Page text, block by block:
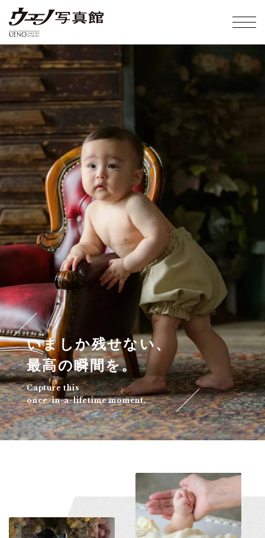
・ウエノ写真館について
・撮影プラン紹介
・料金表
・ギャラリー
・アクセス
・よくある質問
・お問い合わせ
・お知らせ
・プライバシーポリシー
いましか残せない、
最高の瞬間を。
Capture this
once-in-a-lifetime moment.